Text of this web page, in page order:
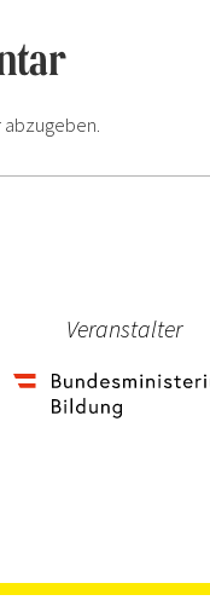
Veranstalter